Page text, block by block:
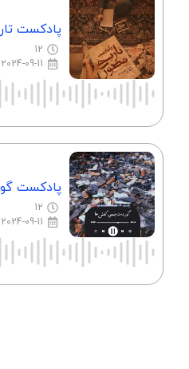
پادکست
12
2024-09-11
پادکست
12
2024-09-11